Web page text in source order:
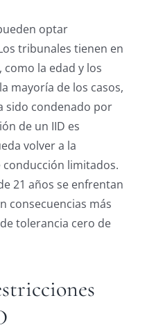
optar
tribunales tienen en
la edad y los
mayoría de los casos,
sido condenado por
de un IID es
volver a la
limitados.
21 años se enfrentan
consecuencias más
tolerancia cero de